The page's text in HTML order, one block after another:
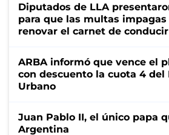
Diputados de LLA
para que las multas
renovar el carnet de conducir
ARBA informó que vence el
con descuento la cuota 4
Urbano
Juan Pablo II, el único papa
Argentina